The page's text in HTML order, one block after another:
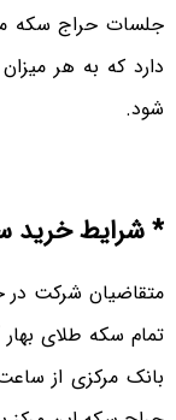
جلسات حراج سکه
شود.
* شرایط خرید سکه
متقاضیان شرکت در